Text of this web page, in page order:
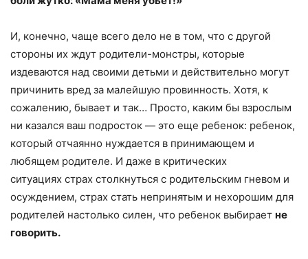
И, конечно, чаще всего дело не в том, что с другой
стороны их ждут родители-монстры, которые
издеваются над своими детьми и действительно могут
причинить вред за малейшую провинность. Хотя, к
сожалению, бывает и так… Просто, каким бы взрослым
ни казался ваш подросток — это еще ребенок: ребенок,
который отчаянно нуждается в принимающем и
любящем родителе. И даже в критических
ситуациях страх столкнуться с родительским гневом и
осуждением, страх стать непринятым и нехорошим для
родителей настолько силен, что ребенок выбирает не
говорить.